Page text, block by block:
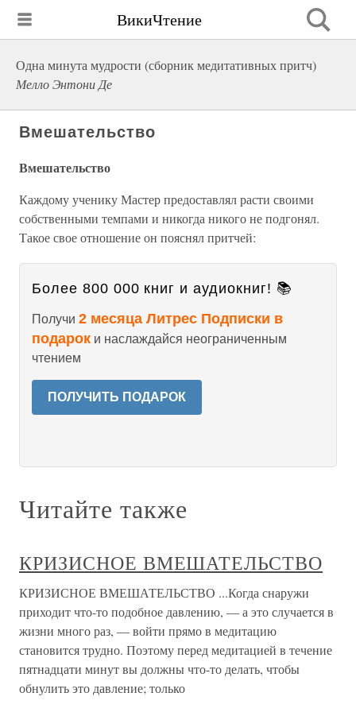
ВикиЧтение
Одна минута мудрости (сборник медитативных притч)
Мелло Энтони Де
Вмешательство
Вмешательство
Каждому ученику Мастер предоставлял расти своими
собственными темпами и никогда никого не подгонял.
Такое свое отношение он пояснял притчей:
Более 800 000 книг и аудиокниг! 📚
Получи 2 месяца Литрес Подписки в
подарок и наслаждайся неограниченным
чтением
ПОЛУЧИТЬ ПОДАРОК
Читайте также
КРИЗИСНОЕ ВМЕШАТЕЛЬСТВО
КРИЗИСНОЕ ВМЕШАТЕЛЬСТВО ...Когда снаружи
приходит что-то подобное давлению, — а это случается в
жизни много раз, — войти прямо в медитацию
становится трудно. Поэтому перед медитацией в течение
пятнадцати минут вы должны что-то делать, чтобы
обнулить это давление; только